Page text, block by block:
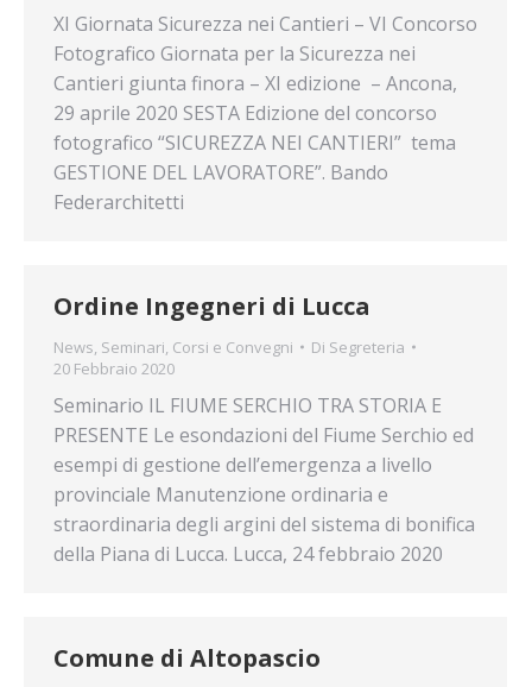
XI Giornata Sicurezza nei Cantieri – VI Concorso
Fotografico Giornata per la Sicurezza nei
Cantieri giunta finora – XI edizione – Ancona,
29 aprile 2020 SESTA Edizione del concorso
fotografico “SICUREZZA NEI CANTIERI” tema
GESTIONE DEL LAVORATORE”. Bando
Federarchitetti
Ordine Ingegneri di Lucca
News, Seminari, Corsi e Convegni Di Segreteria
20 Febbraio 2020
Seminario IL FIUME SERCHIO TRA STORIA E
PRESENTE Le esondazioni del Fiume Serchio ed
esempi di gestione dell’emergenza a livello
provinciale Manutenzione ordinaria e
straordinaria degli argini del sistema di bonifica
della Piana di Lucca. Lucca, 24 febbraio 2020
Comune di Altopascio